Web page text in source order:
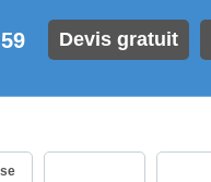
Devis gratuit